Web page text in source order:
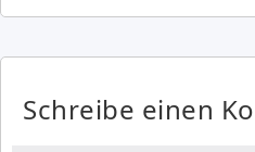
Schreibe einen